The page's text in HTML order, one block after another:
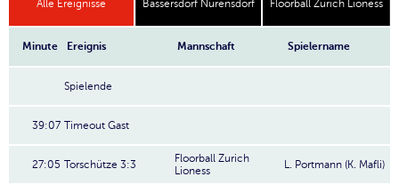
Alle Ereignisse Bassersdorf Nürensdorf Floorball Zurich Lioness
Minute Ereignis Mannschaft Spielername
Spielende
39:07 Timeout Gast
27:05 Torschütze 3:3
Floorball Zurich
Lioness
L. Portmann (K. Mafli)